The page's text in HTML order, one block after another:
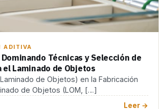
ADITIVA
Dominando Técnicas y Selección de
el Laminado de Objetos
de Objetos) en la Fabricación
de Objetos (LOM, […]
Leer →